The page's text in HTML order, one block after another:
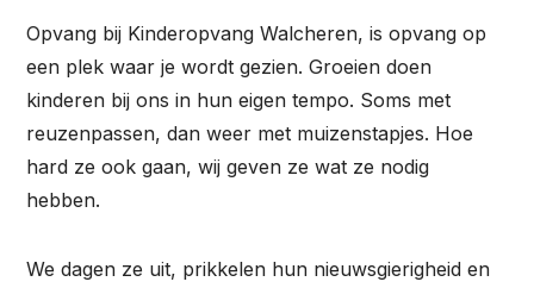
Opvang bij Kinderopvang Walcheren, is opvang op
een plek waar je wordt gezien. Groeien doen
kinderen bij ons in hun eigen tempo. Soms met
reuzenpassen, dan weer met muizenstapjes. Hoe
hard ze ook gaan, wij geven ze wat ze nodig
hebben.
We dagen ze uit, prikkelen hun nieuwsgierigheid en